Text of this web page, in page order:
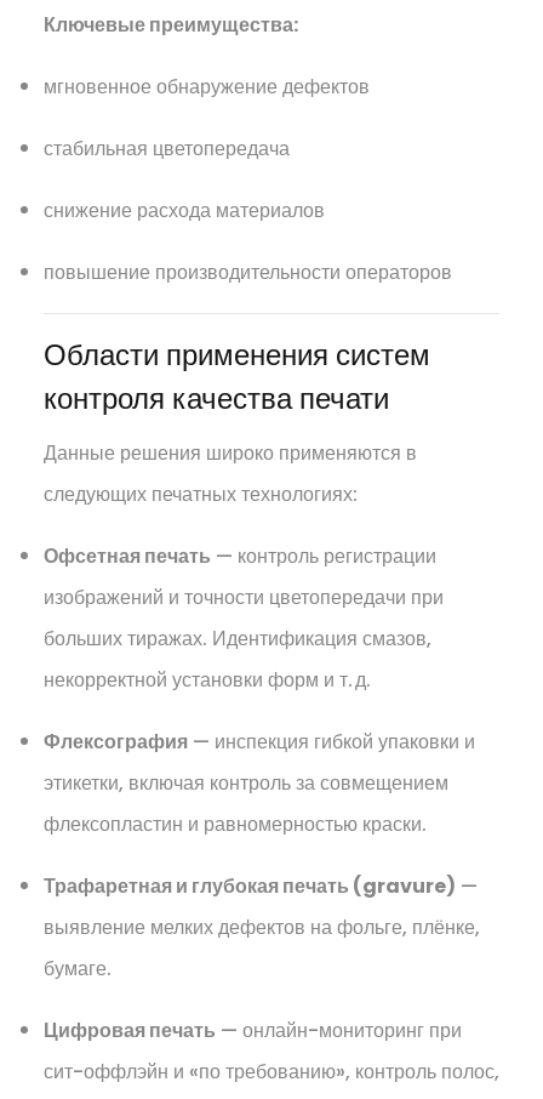
Ключевые преимущества:
мгновенное обнаружение дефектов
стабильная цветопередача
снижение расхода материалов
повышение производительности операторов
Области применения систем
контроля качества печати
Данные решения широко применяются в
следующих печатных технологиях:
Офсетная печать — контроль регистрации
изображений и точности цветопередачи при
больших тиражах. Идентификация смазов,
некорректной установки форм и т. д.
Флексография— инспекция гибкой упаковки и
этикетки, включая контроль за совмещением
флексопластин и равномерностью краски.
Трафаретная и глубокая печать (gravure) —
выявление мелких дефектов на фольге, плёнке,
бумаге.
Цифровая печать — онлайн-мониторинг при
сит-оффлэйн и «по требованию», контроль полос,